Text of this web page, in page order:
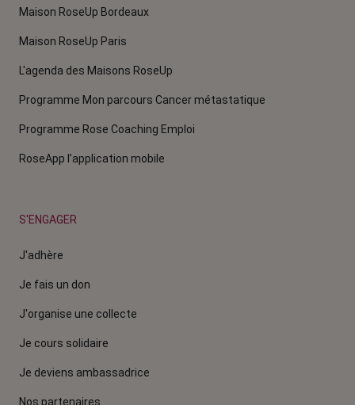
Maison RoseUp Bordeaux
Maison RoseUp Paris
L'agenda des Maisons RoseUp
Programme Mon parcours Cancer métastatique
Programme Rose Coaching Emploi
RoseApp l’application mobile
S'ENGAGER
J'adhère
Je fais un don
J'organise une collecte
Je cours solidaire
Je deviens ambassadrice
Nos partenaires